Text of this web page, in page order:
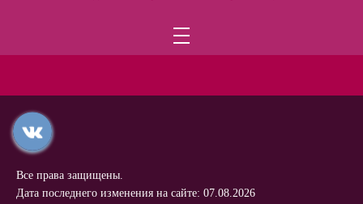
Все права защищены.
Дата последнего изменения на сайте: 07.08.2026